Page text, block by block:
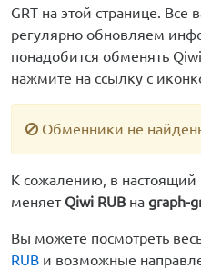
GRT на этой странице.
регулярно обновляем
понадобится обменять
нажмите на ссылку с
Обменники не
К сожалению, в настоящий
меняет Qiwi RUB на graph-
Вы можете посмотреть
RUB и возможные